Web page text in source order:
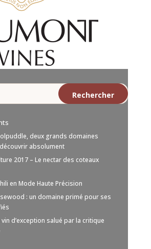
deux grands domaines
absolument
2017 – Le nectar des coteaux
en Mode Haute Précision
: un domaine primé pour ses
vin d’exception salué par la critique